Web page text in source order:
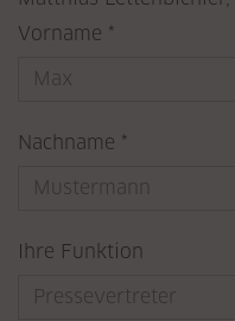
Pflichtfeld
Vorname *
Pflichtfeld
Nachname *
Ihre Funktion